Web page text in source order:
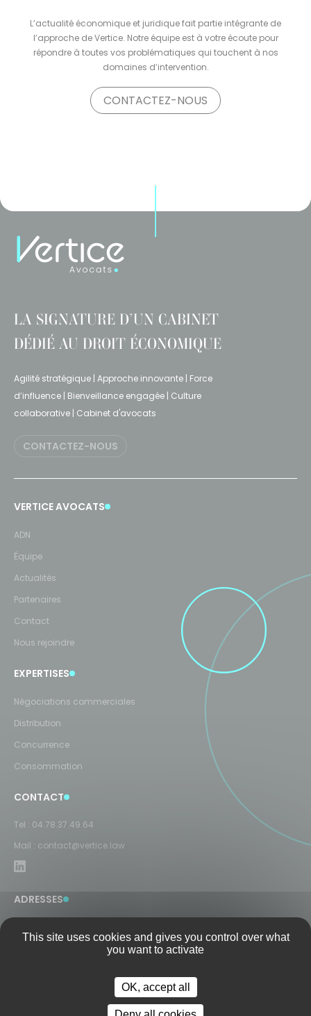
L’actualité économique et juridique fait partie intégrante de
l’approche de Vertice. Notre équipe est à votre écoute pour
répondre à toutes vos problématiques qui touchent à nos
domaines d’intervention.
CONTACTEZ-NOUS
LA SIGNATURE D’UN CABINET
DÉDIÉ AU DROIT ÉCONOMIQUE
Agilité stratégique | Approche innovante | Force
d’influence | Bienveillance engagée | Culture
collaborative | Cabinet d'avocats
CONTACTEZ-NOUS
VERTICE AVOCATS
ADN
Équipe
Actualités
Partenaires
Contact
Nous rejoindre
EXPERTISES
Négociations commerciales
Distribution
Concurrence
Consommation
CONTACT
Tel : 04.78.37.49.64
Mail : contact@vertice.law
ADRESSES
8 Rue Président Carnot
This site uses cookies and gives you control over what
you want to activate
OK, accept all